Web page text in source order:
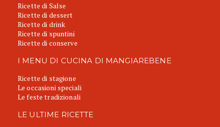
Ricette di Salse
Ricette di dessert
Ricette di drink
Ricette di spuntini
Ricette di conserve
I MENU DI CUCINA DI MANGIAREBENE
Ricette di stagione
Le occasioni speciali
Le feste tradizionali
LE ULTIME RICETTE